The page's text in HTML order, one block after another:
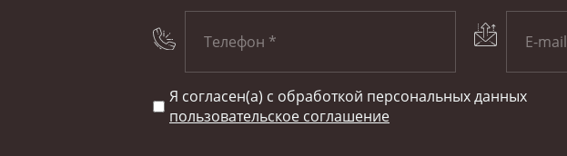
Я согласен(а) с обработкой персональных данных
пользовательское соглашение